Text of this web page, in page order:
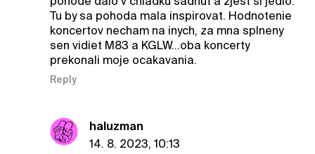
Tu by sa pohoda mala inspirovat. Hodnotenie
koncertov necham na inych, za mna splneny
sen vidiet M83 a KGLW...oba koncerty
prekonali moje ocakavania.
Reply
haluzman
14. 8. 2023, 10:13